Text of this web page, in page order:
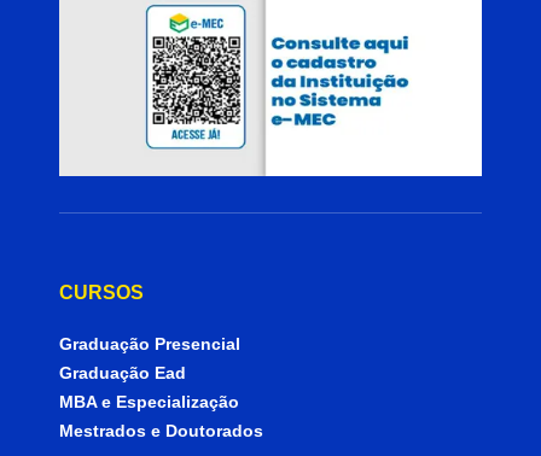
CURSOS
Graduação Presencial
Graduação Ead
MBA e Especialização
Mestrados e Doutorados